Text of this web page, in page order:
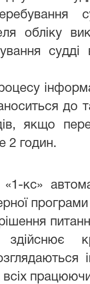
обліку
судді
до
якщо
2 годин.
кс»
програми